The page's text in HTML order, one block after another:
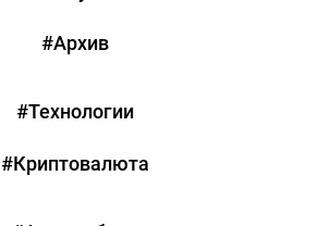
#Архив
#Технологии
#Криптовалюта